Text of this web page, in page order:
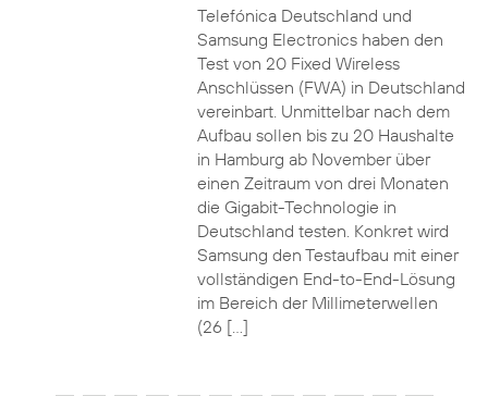
Telefónica Deutschland und
Samsung Electronics haben den
Test von 20 Fixed Wireless
Anschlüssen (FWA) in Deutschland
vereinbart. Unmittelbar nach dem
Aufbau sollen bis zu 20 Haushalte
in Hamburg ab November über
einen Zeitraum von drei Monaten
die Gigabit-Technologie in
Deutschland testen. Konkret wird
Samsung den Testaufbau mit einer
vollständigen End-to-End-Lösung
im Bereich der Millimeterwellen
(26 […]